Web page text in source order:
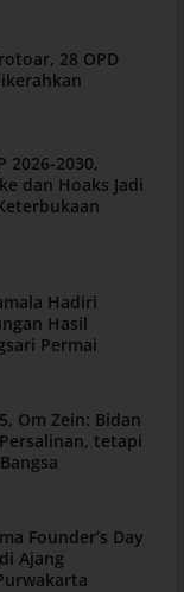
28 OPD
2026-2030,
dan Hoaks Jadi
Hadiri
Hasil
Permai
Om Zein: Bidan
tetapi
Founder’s Day
Ajang